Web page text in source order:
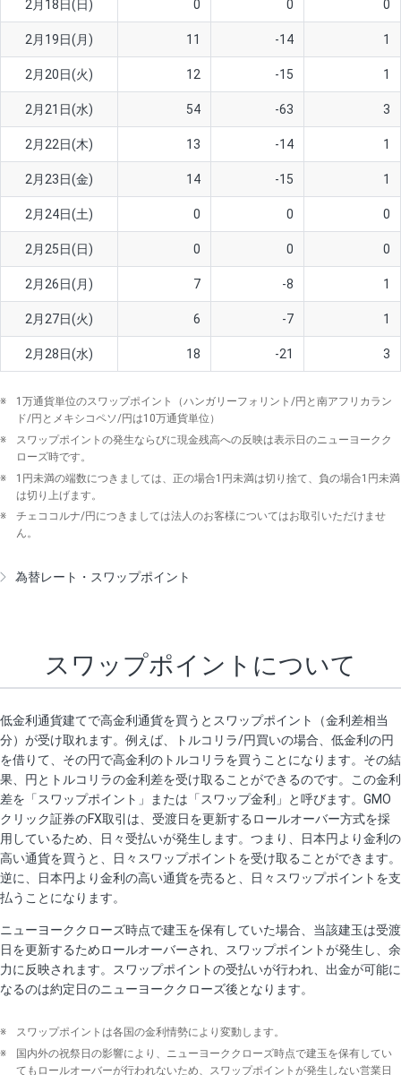
ソ/円は10万通貨単位。
2月18日(日) 0 0 0
2月19日(月) 11 -14 1
2月20日(火) 12 -15 1
2月21日(水) 54 -63 3
2月22日(木) 13 -14 1
2月23日(金) 14 -15 1
2月24日(土) 0 0 0
2月25日(日) 0 0 0
2月26日(月) 7 -8 1
2月27日(火) 6 -7 1
2月28日(水) 18 -21 3
※
1万通貨単位のスワップポイント（ハンガリーフォリント/円と南アフリカラン
ド/円とメキシコペソ/円は10万通貨単位）
※
スワップポイントの発生ならびに現金残高への反映は表示日のニューヨークク
ローズ時です。
※
1円未満の端数につきましては、正の場合1円未満は切り捨て、負の場合1円未満
は切り上げます。
※
チェココルナ/円につきましては法人のお客様についてはお取引いただけませ
ん。
為替レート・スワップポイント
スワップポイントについて
低金利通貨建てで高金利通貨を買うとスワップポイント（金利差相当
分）が受け取れます。例えば、トルコリラ/円買いの場合、低金利の円
を借りて、その円で高金利のトルコリラを買うことになります。その結
果、円とトルコリラの金利差を受け取ることができるのです。この金利
差を「スワップポイント」または「スワップ金利」と呼びます。GMO
クリック証券のFX取引は、受渡日を更新するロールオーバー方式を採
用しているため、日々受払いが発生します。つまり、日本円より金利の
高い通貨を買うと、日々スワップポイントを受け取ることができます。
逆に、日本円より金利の高い通貨を売ると、日々スワップポイントを支
払うことになります。
ニューヨーククローズ時点で建玉を保有していた場合、当該建玉は受渡
日を更新するためロールオーバーされ、スワップポイントが発生し、余
力に反映されます。スワップポイントの受払いが行われ、出金が可能に
なるのは約定日のニューヨーククローズ後となります。
※
スワップポイントは各国の金利情勢により変動します。
※
国内外の祝祭日の影響により、ニューヨーククローズ時点で建玉を保有してい
てもロールオーバーが行われないため、スワップポイントが発生しない営業日